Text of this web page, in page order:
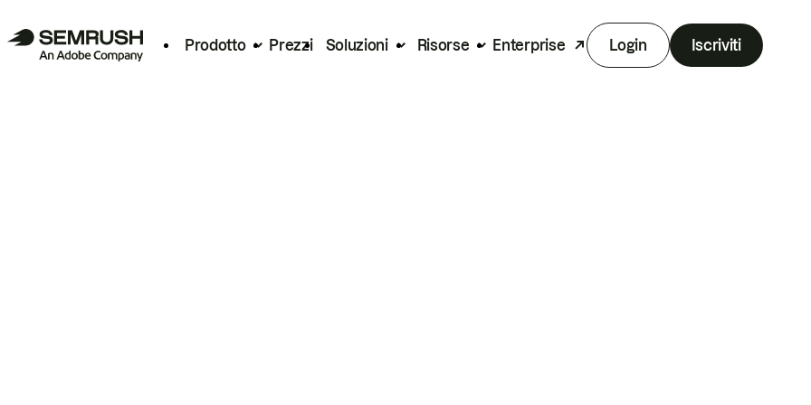
Prodotto Prezzi Soluzioni Risorse Enterprise Login Iscriviti